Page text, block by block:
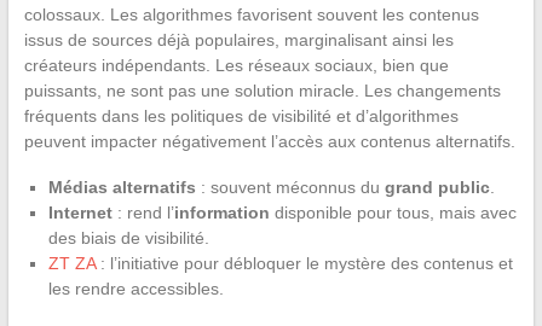
colossaux. Les algorithmes favorisent souvent les contenus
issus de sources déjà populaires, marginalisant ainsi les
créateurs indépendants. Les réseaux sociaux, bien que
puissants, ne sont pas une solution miracle. Les changements
fréquents dans les politiques de visibilité et d’algorithmes
peuvent impacter négativement l’accès aux contenus alternatifs.
Médias alternatifs : souvent méconnus du grand public.
Internet: rend l’information disponible pour tous, mais avec
des biais de visibilité.
ZT ZA: l’initiative pour débloquer le mystère des contenus et
les rendre accessibles.